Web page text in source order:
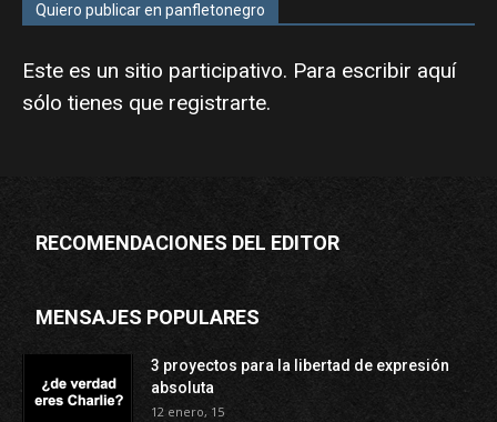
Quiero publicar en panfletonegro
Este es un sitio participativo. Para escribir aquí
sólo tienes que registrarte.
RECOMENDACIONES DEL EDITOR
MENSAJES POPULARES
3 proyectos para la libertad de expresión
absoluta
12 enero, 15